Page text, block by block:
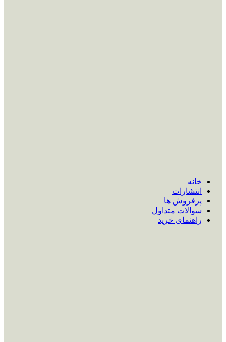
خانه
انتشارات
پرفروش ها
سوالات متداول
راهنمای خرید